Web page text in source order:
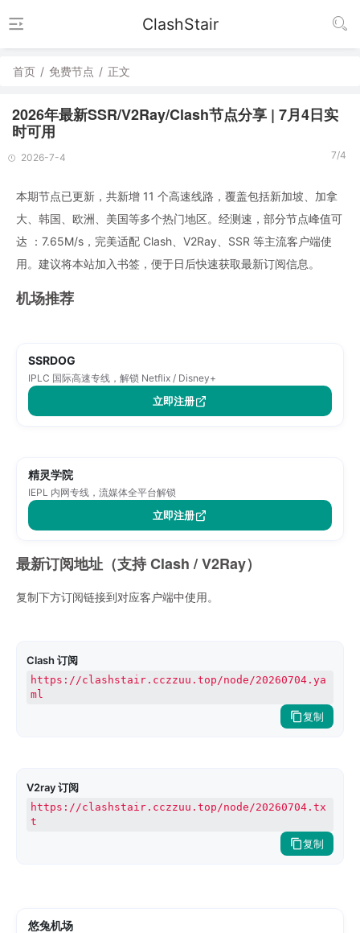
ClashStair
首页 / 免费节点 / 正文
2026年最新SSR/V2Ray/Clash节点分享 | 7月4日实
时可用
2026-7-4 7/4
本期节点已更新，共新增 11 个高速线路，覆盖包括新加坡、加拿
大、韩国、欧洲、美国等多个热门地区。经测速，部分节点峰值可
达 ：7.65M/s，完美适配 Clash、V2Ray、SSR 等主流客户端使
用。建议将本站加入书签，便于日后快速获取最新订阅信息。
机场推荐
SSRDOG
IPLC 国际高速专线，解锁 Netflix / Disney+
立即注册
精灵学院
IEPL 内网专线，流媒体全平台解锁
立即注册
最新订阅地址（支持 Clash / V2Ray）
复制下方订阅链接到对应客户端中使用。
Clash 订阅
https://clashstair.cczzuu.top/node/20260704.ya
ml
复制
V2ray 订阅
https://clashstair.cczzuu.top/node/20260704.tx
t
复制
悠兔机场